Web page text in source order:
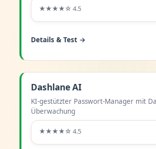
★★★★☆ 4.5
Details & Test →
Dashlane AI
KI-gestützter Passwort-Manager mit
Überwachung
★★★★☆ 4.5